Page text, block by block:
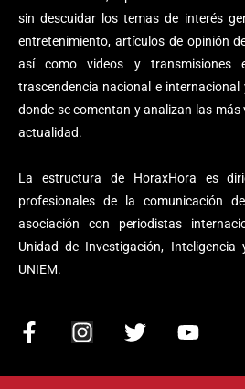
sin descuidar los temas de interés
entretenimiento, artículos de opinión
así como videos y transmisiones
trascendencia nacional e
donde se comentan y analizan las
actualidad.
La estructura de HoraxHora es
profesionales de la comunicación
asociación con periodistas
Unidad de Investigación, Inteligencia
UNIEM.
F
c
I
s
T
i
Y
u